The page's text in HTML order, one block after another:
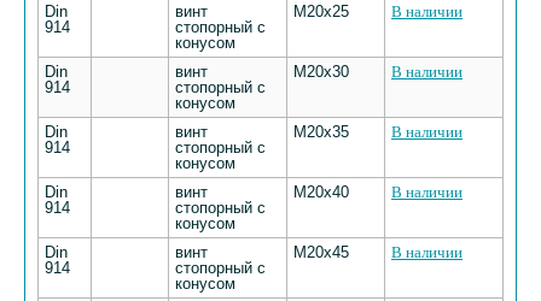
Din
914
винт
стопорный с
конусом
М20х25 В наличии
Din
914
винт
стопорный с
конусом
М20х30 В наличии
Din
914
винт
стопорный с
конусом
М20х35 В наличии
Din
914
винт
стопорный с
конусом
М20х40 В наличии
Din
914
винт
стопорный с
конусом
М20х45 В наличии